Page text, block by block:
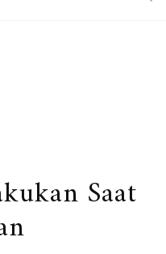
Saat